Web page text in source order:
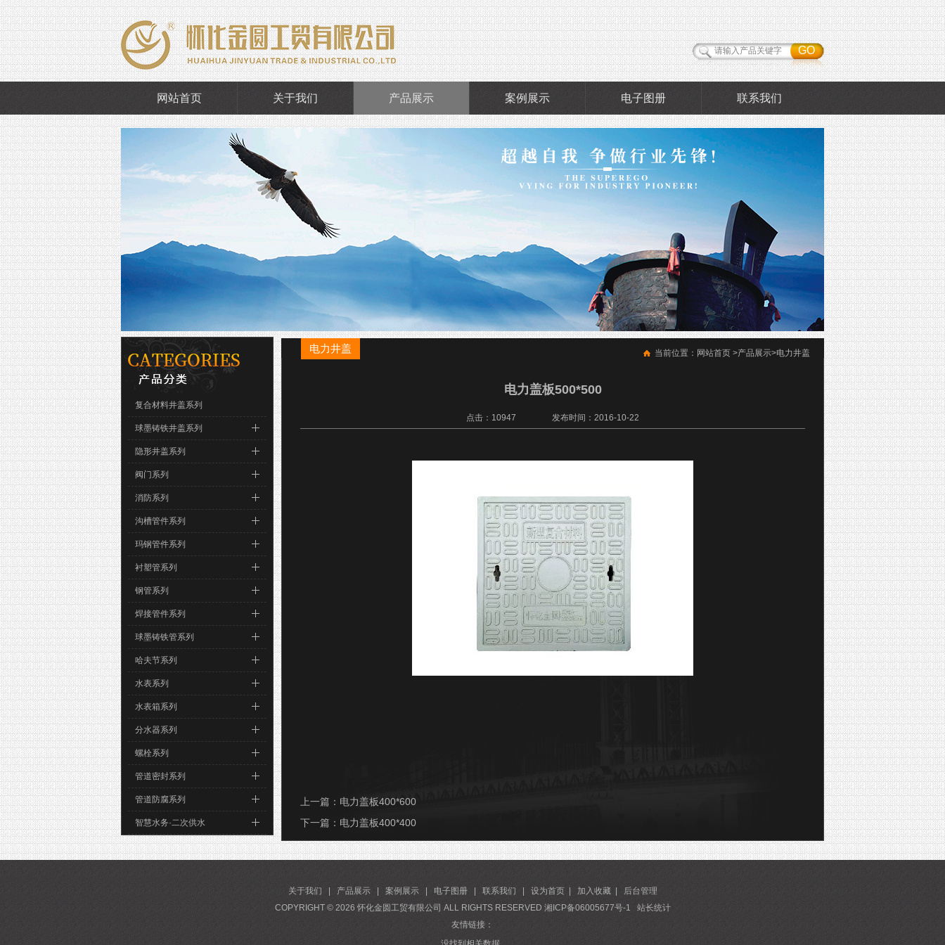
网站首页 关于我们 产品展示 案例展示 电子图册 联系我们
复合材料井盖系列
球墨铸铁井盖系列
隐形井盖系列
阀门系列
消防系列
沟槽管件系列
玛钢管件系列
衬塑管系列
钢管系列
焊接管件系列
球墨铸铁管系列
哈夫节系列
水表系列
水表箱系列
分水器系列
螺栓系列
管道密封系列
管道防腐系列
智慧水务·二次供水
当前位置： 网站首页 >产品展示>电力井盖
电力井盖
电力盖板500*500
点击：10947 发布时间：2016-10-22
上一篇： 电力盖板400*600
下一篇： 电力盖板400*400
关于我们 产品展示 案例展示 电子图册 联系我们 设为首页 加入收藏
后台管理
COPYRIGHT © 2026 怀化金圆工贸有限公司 ALL RIGHTS RESERVED 湘ICP备06005677号-1
站长统计
友情链接：